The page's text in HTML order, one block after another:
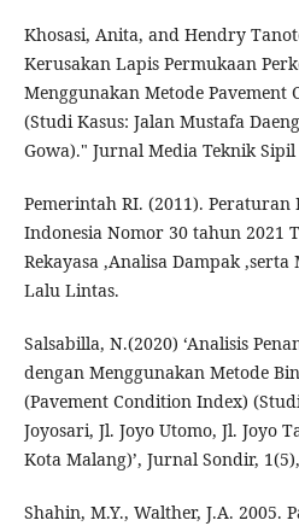
Khosasi, Anita, and Hendry
Kerusakan Lapis Permukaan
Menggunakan Metode Pavement
(Studi Kasus: Jalan Mustafa
Gowa)." Jurnal Media Teknik Sipil
Pemerintah RI. (2011).
Indonesia Nomor 30 tahun 2021
Rekayasa ,Analisa Dampak
Lalu Lintas.
Salsabilla, N.(2020) ‘Analisis
dengan Menggunakan Metode
(Pavement Condition Index)
Joyosari, Jl. Joyo Utomo, Jl. Joyo
Kota Malang)’, Jurnal Sondir,
Shahin, M.Y., Walther, J.A. 2005.